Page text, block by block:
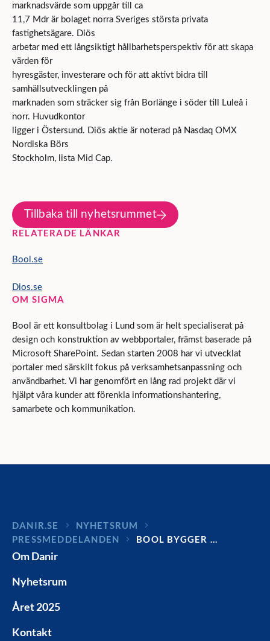
marknadsvärde som uppgår till ca
11,7 Mdr är bolaget norra Sveriges största privata
fastighetsägare. Diös
arbetar med ett långsiktigt hållbarhetsperspektiv för att skapa
värden för
hyresgäster, investerare och för att aktivt bidra till
samhällsutvecklingen på
marknaden som sträcker sig från Borlänge i söder till Luleå i
norr. Huvudkontor
ligger i Östersund. Diös aktie är noterad på Nasdaq OMX
Nordiska Börs
Stockholm, lista Mid Cap.
Tillbaka till nyhetsrummet
RELATERADE LÄNKAR
Bool.se
Dios.se
OM SIGMA
Bool är ett konsultbolag i Lund som är helt specialiserat på
design och konstruktion av webbportaler, främst baserade på
Microsoft SharePoint. Sedan starten 2008 har vi utvecklat
portaler med särskilt fokus på verksamhetsanpassning och
användbarhet. Vi har genomfört en lång rad projekt där vi
hjälpt våra kunder att förenkla informationshantering,
samarbete och kommunikation.
DANIR
NYHETSRUM
PRESSMEDDELANDEN
BOOL BYGGER …
Om Danir
Nyhetsrum
Året 2025
Kontakt